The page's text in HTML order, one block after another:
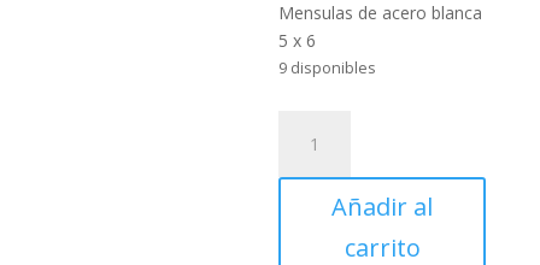
Mensulas de acero blanca
5 x 6
9 disponibles
acero
Añadir al
carrito